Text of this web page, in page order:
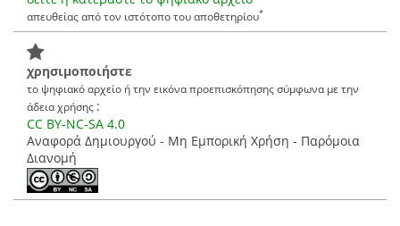
απευθείας από τον ιστότοπο του αποθετηρίου*
χρησιμοποιήστε
το ψηφιακό αρχείο ή την εικόνα προεπισκόπησης σύμφωνα με την
άδεια χρήσης :
CC BY-NC-SA 4.0
Αναφορά Δημιουργού - Μη Εμπορική Χρήση - Παρόμοια
Διανομή